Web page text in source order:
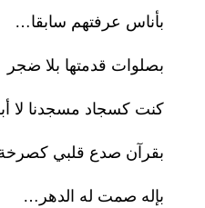
بأناس عرفتهم سابقا…
بصلوات قدمتها بلا ضجر
كنت كسجاد مسجدنا لا
بقرآن صدع قلبي كصرخة
بإله صمت له الدهر…